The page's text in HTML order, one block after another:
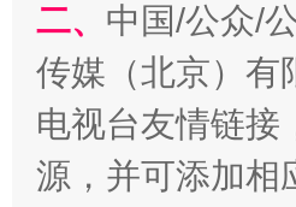
二、 中国/公众/
传媒（北京）有
电视台友情链接
源，并可添加相